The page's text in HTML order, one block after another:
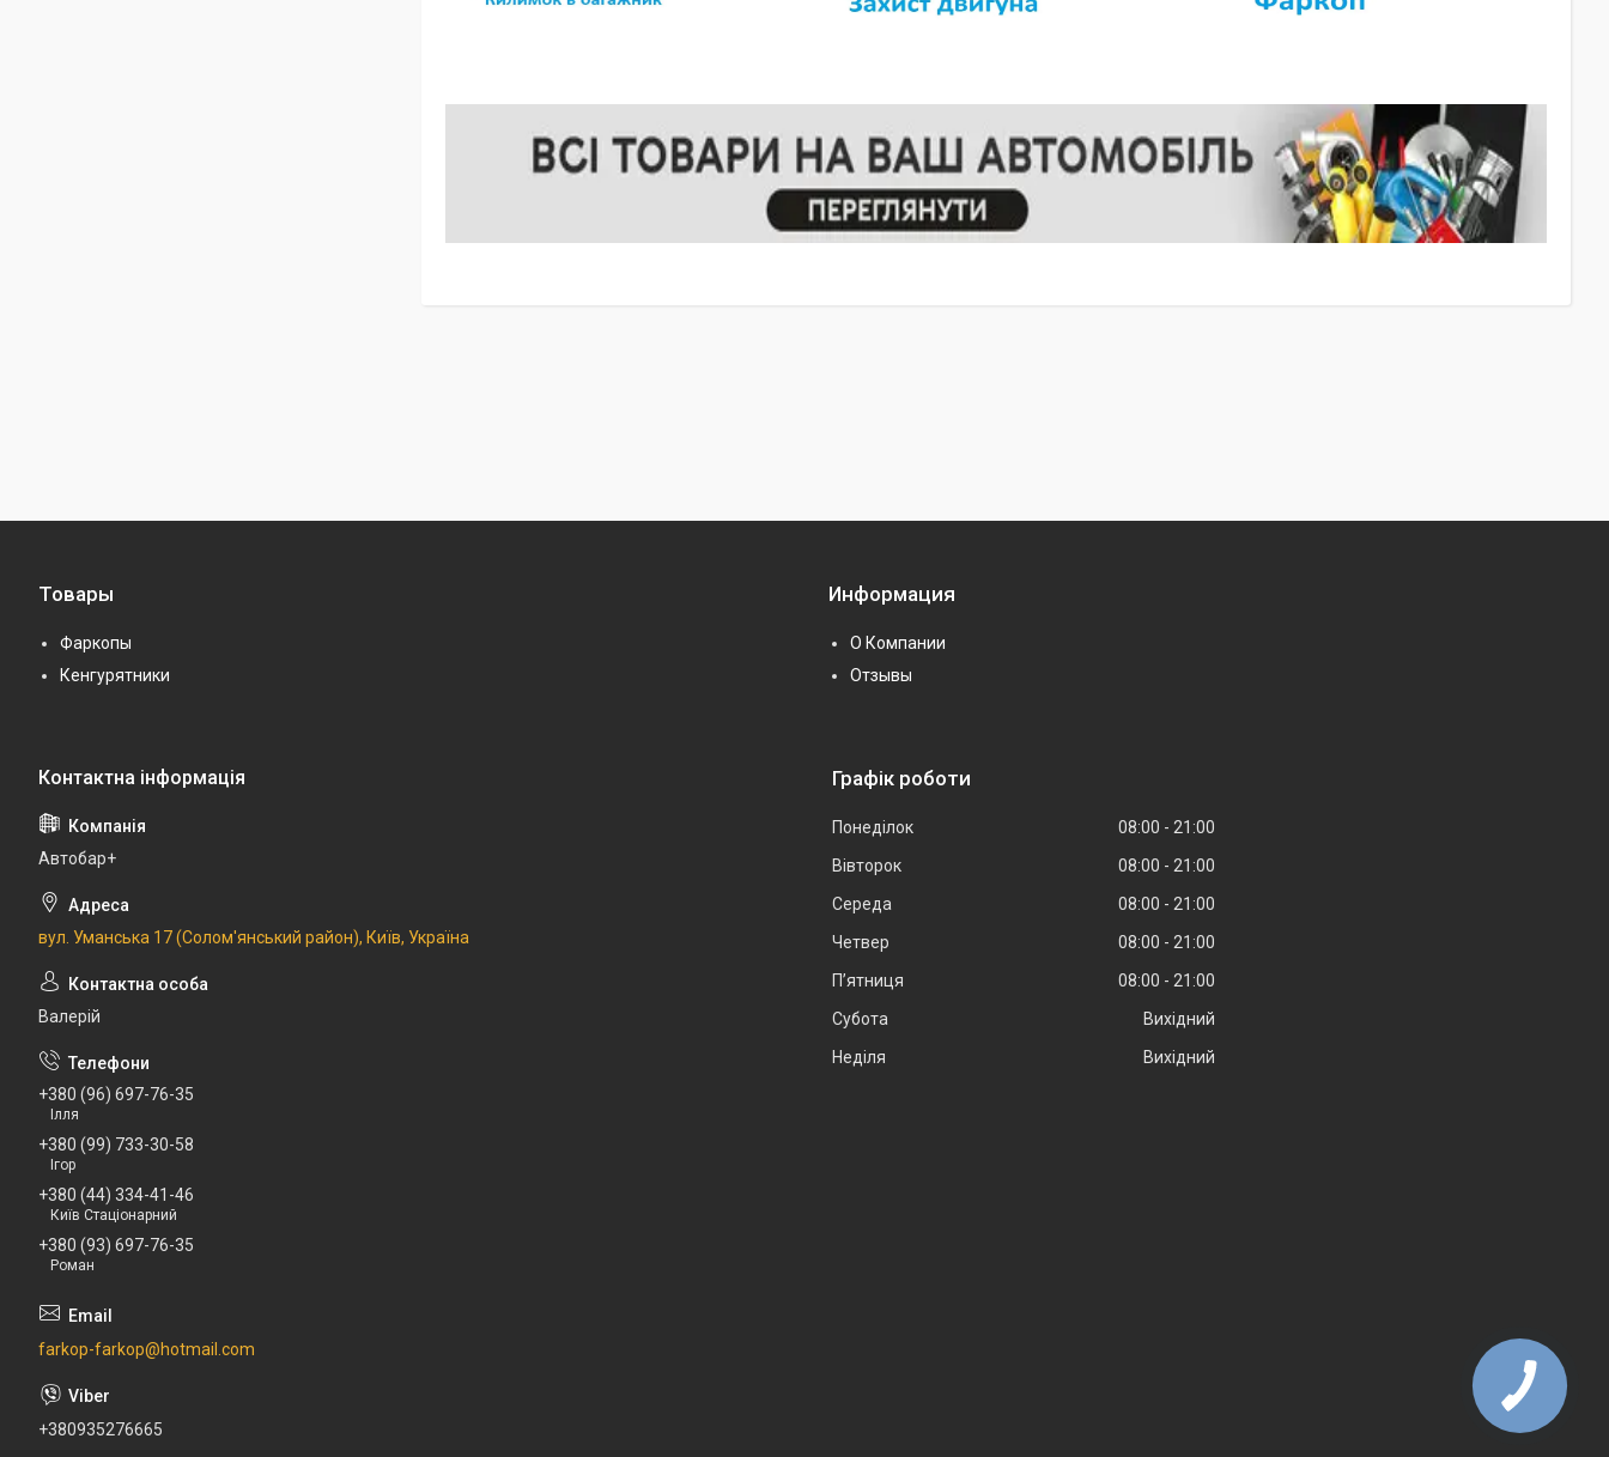
Товары
Фаркопы
Кенгурятники
Информация
О Компании
Отзывы
Автобар+
вул. Уманська 17 (Солом'янський район), Київ, Україна
Валерій
+380 (96) 697-76-35
Ілля
+380 (99) 733-30-58
Ігор
+380 (44) 334-41-46
Київ Стаціонарний
+380 (93) 697-76-35
Роман
farkop-farkop@hotmail.com
+380935276665
Графік роботи
Понеділок 08:00
21:00
Вівторок
08:00
21:00
Середа
08:00
21:00
Четвер
08:00
21:00
Пʼятниця
08:00
21:00
Субота
Вихідний
Неділя
Вихідний